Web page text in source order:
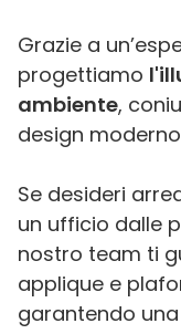
Grazie a
progettiamo
ambiente,
design
Se desideri
un ufficio dalle
nostro team ti
applique e
garantendo una